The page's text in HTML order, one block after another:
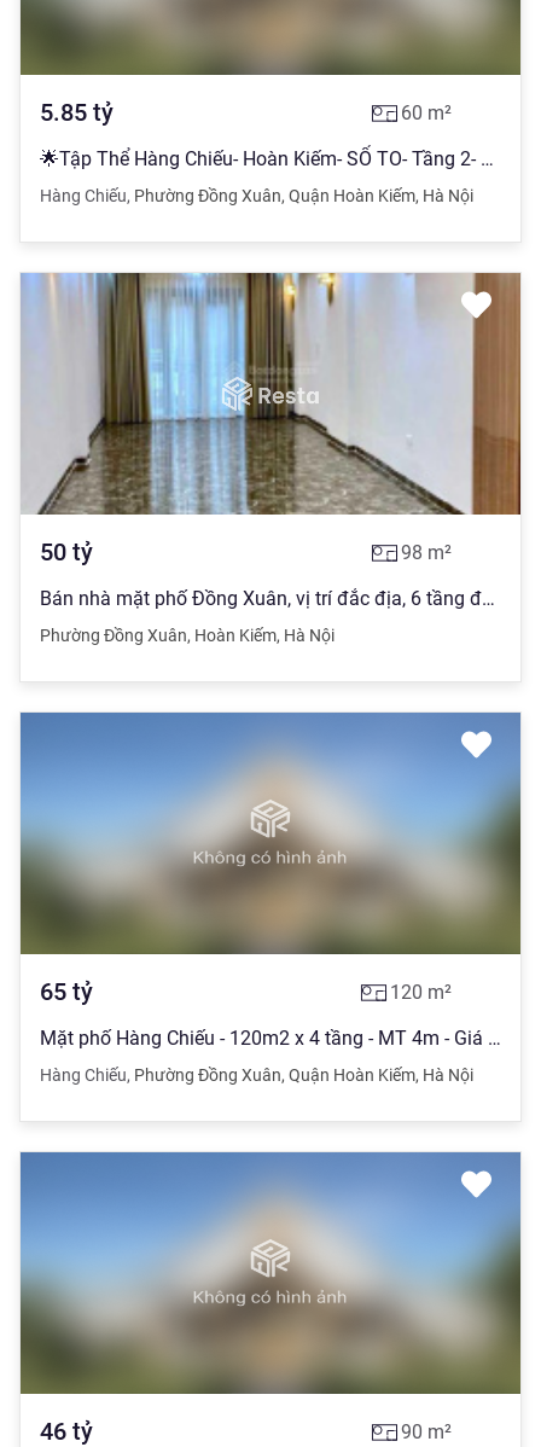
5.85 tỷ 60 m²
🌟Tập Thể Hàng Chiếu- Hoàn Kiếm- SỔ TO- Tầng 2- 60m2- 2pn chỉ 5,85 tỷ
Hàng Chiếu, Phường Đồng Xuân, Quận Hoàn Kiếm, Hà Nội
50 tỷ 98 m²
Bán nhà mặt phố Đồng Xuân, vị trí đắc địa, 6 tầng đẹp, DT 98m2, sổ đỏ, giá 50 tỷ, LH: 0903 280 ***
Phường Đồng Xuân, Hoàn Kiếm, Hà Nội
65 tỷ 120 m²
Mặt phố Hàng Chiếu - 120m2 x 4 tầng - MT 4m - Giá 65 tỷ
Hàng Chiếu, Phường Đồng Xuân, Quận Hoàn Kiếm, Hà Nội
46 tỷ 90 m²